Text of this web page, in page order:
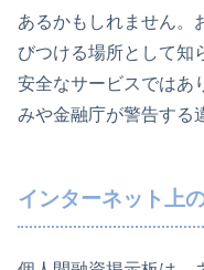
あるかもしれません。
びつける場所として知
安全なサービスではあ
みや金融庁が警告する
インターネット上